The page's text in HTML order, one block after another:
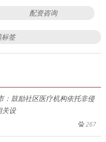
配资咨询
标签
：鼓励社区医疗机构依托非侵
关设
267